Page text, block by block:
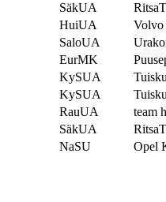
SäkUA
HuiUA
Volvo
SaloUA
EurMK
KySUA
KySUA
RauUA
team
SäkUA
NaSU
Opel